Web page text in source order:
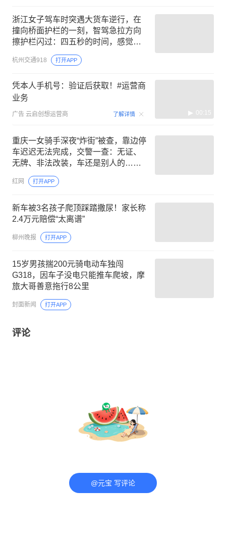
浙江女子驾车时突遇大货车逆行，在
撞向桥面护栏的一刻，智驾急拉方向
擦护栏闪过：四五秒的时间，感觉活
过来浑身发软；大货车司机已被处罚
杭州交通918 打开APP
凭本人手机号：验证后获取！#运营商
业务
广告 云启创想运营商 了解详情 00:15
重庆一女骑手深夜“炸街”被查，靠边停
车迟迟无法完成，交警一查：无证、
无牌、非法改装，车还是别人的……
红网 打开APP
新车被3名孩子爬顶踩踏撒尿！家长称
2.4万元赔偿“太离谱”
柳州晚报 打开APP
15岁男孩揣200元骑电动车独闯
G318，因车子没电只能推车爬坡，摩
旅大哥善意拖行8公里
封面新闻 打开APP
评论
@元宝 写评论